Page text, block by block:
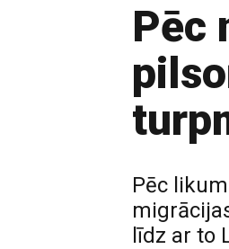
Pēc
Pēc
līdz ar to